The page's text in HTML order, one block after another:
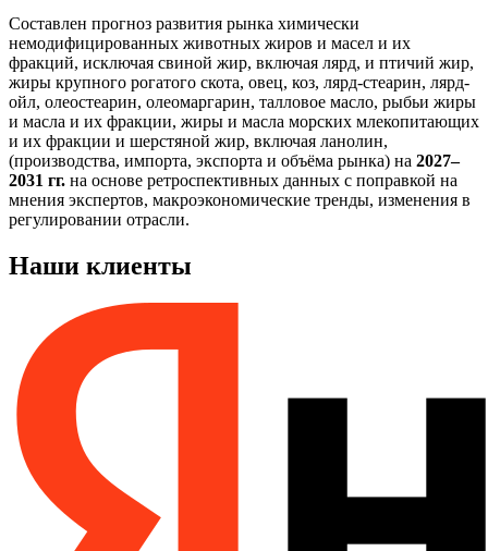
Составлен прогноз развития рынка химически
немодифицированных животных жиров и масел и их
фракций, исключая свиной жир, включая лярд, и птичий жир,
жиры крупного рогатого скота, овец, коз, лярд-стеарин, лярд-
ойл, олеостеарин, олеомаргарин, талловое масло, рыбьи жиры
и масла и их фракции, жиры и масла морских млекопитающих
и их фракции и шерстяной жир, включая ланолин,
(производства, импорта, экспорта и объёма рынка) на 2027–
2031 гг. на основе ретроспективных данных с поправкой на
мнения экспертов, макроэкономические тренды, изменения в
регулировании отрасли.
Наши клиенты